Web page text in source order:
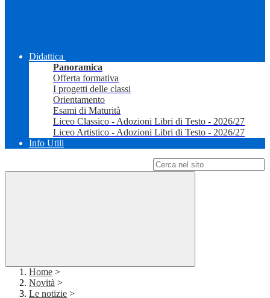
Didattica
Panoramica
Offerta formativa
I progetti delle classi
Orientamento
Esami di Maturità
Liceo Classico - Adozioni Libri di Testo - 2026/27
Liceo Artistico - Adozioni Libri di Testo - 2026/27
Info Utili
Home >
Novità >
Le notizie >